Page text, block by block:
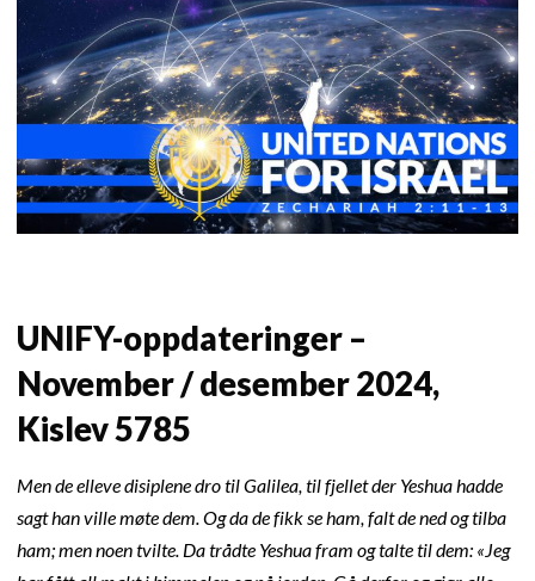
UNIFY-oppdateringer –
November / desember 2024,
Kislev 5785
Men de elleve disiplene dro til Galilea, til fjellet der Yeshua hadde
sagt han ville møte dem. Og da de fikk se ham, falt de ned og tilba
ham; men noen tvilte. Da trådte Yeshua fram og talte til dem: «Jeg